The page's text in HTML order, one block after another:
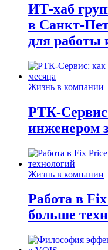
ИТ-хаб
в Санкт-
для работы
Жизнь в компании
РТК-
инженером
Жизнь в компании
Работа в
больше